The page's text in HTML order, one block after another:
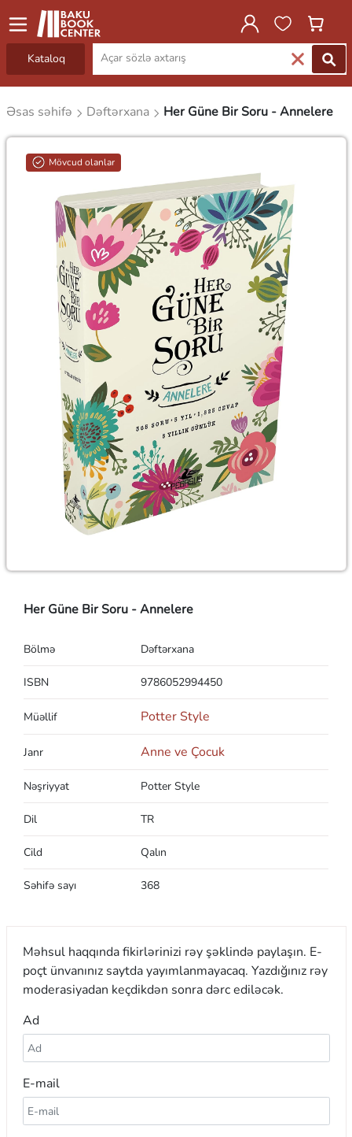
Kataloq
Əsas səhifə Dəftərxana Her Güne Bir Soru - Annelere
Mövcud olanlar
Her Güne Bir Soru - Annelere
Bölmə Dəftərxana
ISBN 9786052994450
Müəllif Potter Style
Janr Anne ve Çocuk
Nəşriyyat Potter Style
Dil TR
Cild Qalın
Səhifə sayı 368
Məhsul haqqında fikirlərinizi rəy şəklində paylaşın. E-
poçt ünvanınız saytda yayımlanmayacaq. Yazdığınız rəy
moderasiyadan keçdikdən sonra dərc ediləcək.
Ad
E-mail